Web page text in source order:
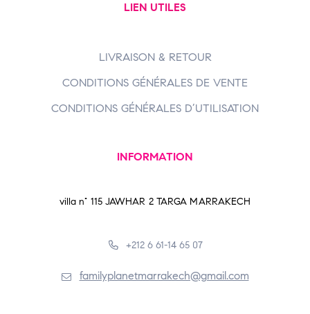
LIEN UTILES
LIVRAISON & RETOUR
CONDITIONS GÉNÉRALES DE VENTE
CONDITIONS GÉNÉRALES D’UTILISATION
INFORMATION
villa n° 115 JAWHAR 2 TARGA MARRAKECH
+212 6 61-14 65 07
familyplanetmarrakech@gmail.com